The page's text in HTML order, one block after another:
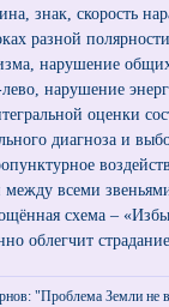
знак, скорость
разной
нарушение
лево, нарушение
оценки
диагноза и
между всеми
схема –
облегчит
"Проблема Земли не